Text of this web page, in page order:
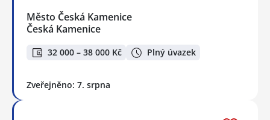
Město Česká Kamenice
Česká Kamenice
32 000 – 38 000 Kč Plný úvazek
Zveřejněno: 7. srpna